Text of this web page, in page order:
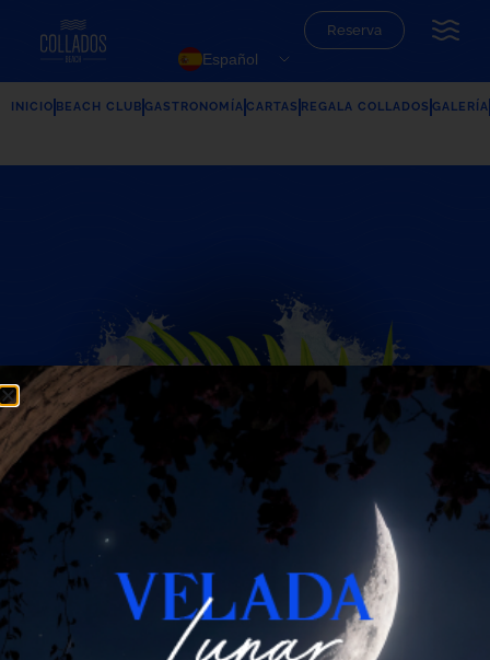
Reserva
Español
INICIO BEACH CLUB GASTRONOMÍA CARTAS REGALA COLLADOS GALERÍA
Beach club